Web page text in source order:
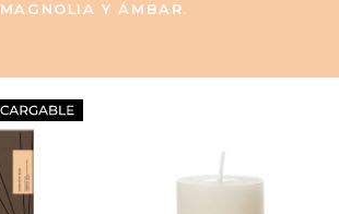
MAGNOLIA Y ÁMBAR.